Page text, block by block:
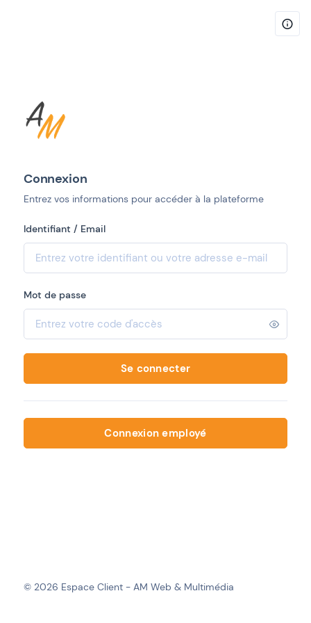
Connexion
Entrez vos informations pour accéder à la plateforme
Identifiant / Email
Mot de passe
Se connecter
Connexion employé
© 2026 Espace Client - AM Web & Multimédia